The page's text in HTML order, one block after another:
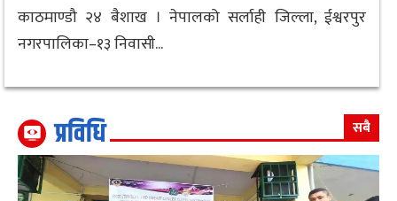
काठमाण्डौ २४ बैशाख । नेपालको सर्लाही जिल्ला, ईश्वरपुर
नगरपालिका–१३ निवासी...
प्रविधि सबै